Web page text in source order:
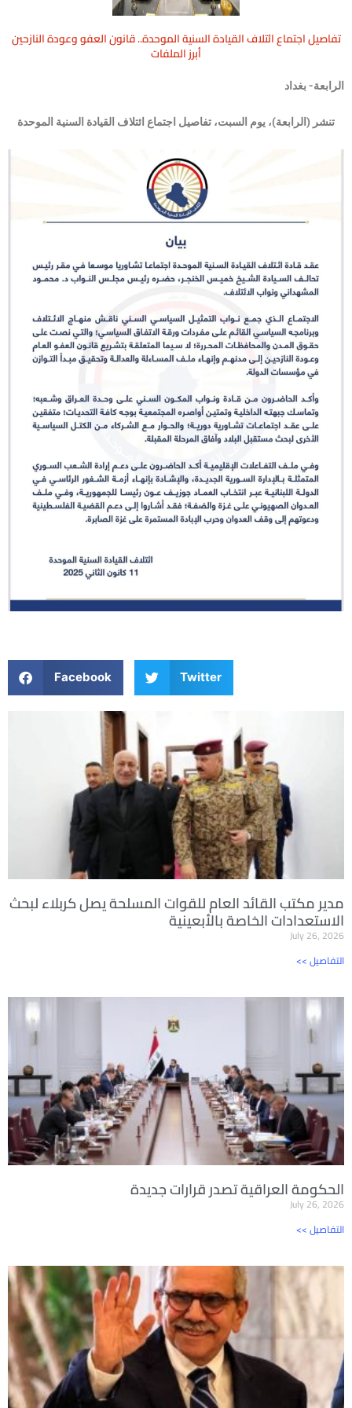
تفاصيل اجتماع ائتلاف القيادة السنية الموحدة.. قانون العفو وعودة النازحين
أبرز الملفات
الرابعة- بغداد
تنشر (الرابعة)، يوم السبت، تفاصيل اجتماع ائتلاف القيادة السنية الموحدة
Facebook Twitter
مدير مكتب القائد العام للقوات المسلحة يصل كربلاء لبحث
الاستعدادات الخاصة بالأبعينية
July 26, 2026
<< التفاصيل
الحكومة العراقية تصدر قرارات جديدة
July 26, 2026
<< التفاصيل